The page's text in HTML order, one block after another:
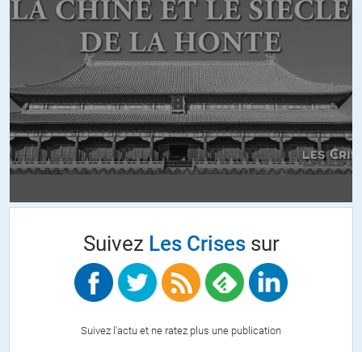
source/coronaviruse/transcripts/joint-mission-press-conference-
– Le medicament fait partie des 4 traitements testés dans l’essais
mondial « Solidarity » lancé le 19 Mars
– le 27 Avril, il est listé dans les resultats préliminaires de
« VigiBase ». Le document met en garde sur le fait que
contrairement a la plupart des traitements proposé, il n’y a pas
pour le remdesivir de données suffisante pour estimer les risques, et
(https://www.who.int/medicines/regulation/medicines-
ALERTER
Eric83//01.06.2020 à 18h10
Suivez Les Crisessur
Suivez l'actu et ne ratez plus une publication